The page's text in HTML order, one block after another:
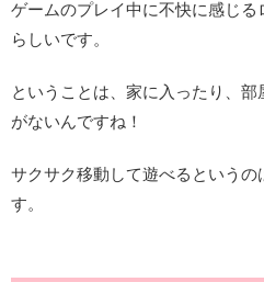
ゲームのプレイ中に不快に感じ
らしいです。
ということは、家に入ったり、
がないんですね！
サクサク移動して遊べるという
す。